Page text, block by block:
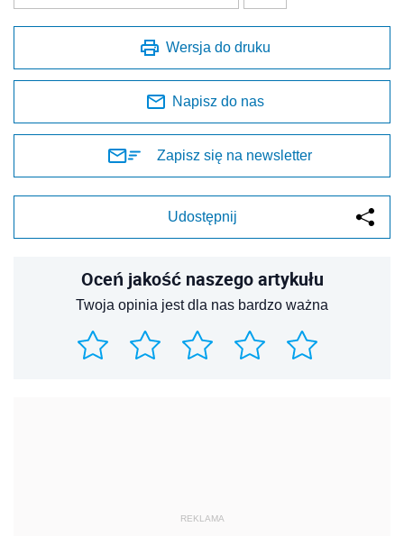
Wersja do druku
Napisz do nas
Zapisz się na newsletter
Udostępnij
Oceń jakość naszego artykułu
Twoja opinia jest dla nas bardzo ważna
REKLAMA